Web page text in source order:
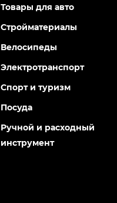
Товары для авто
Стройматериалы
Велосипеды
Электротранспорт
Спорт и туризм
Посуда
Ручной и расходный
инструмент